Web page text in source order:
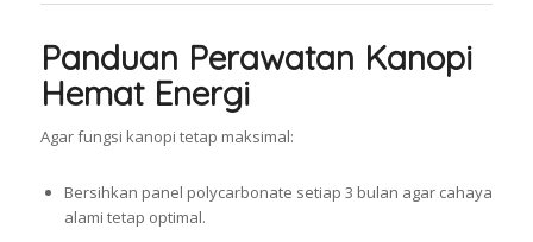
Panduan Perawatan Kanopi
Hemat Energi
Agar fungsi kanopi tetap maksimal:
Bersihkan panel polycarbonate setiap 3 bulan agar cahaya
alami tetap optimal.